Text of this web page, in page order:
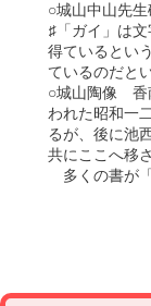
○城山中山先生
♯「ガイ」は文
得ているとい
ているのだとい
○城山陶像　香
われた昭和一
るが、後に池
共にここへ移さ
多くの書が「